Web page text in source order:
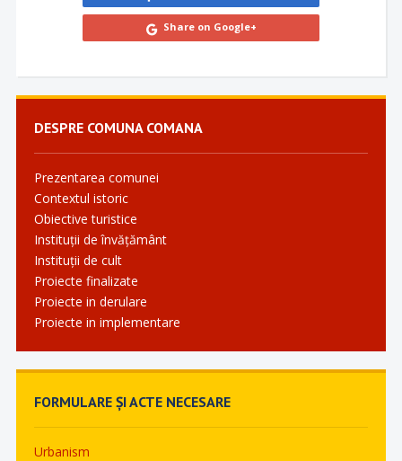
DESPRE COMUNA COMANA
Prezentarea comunei
Contextul istoric
Obiective turistice
Instituții de învățământ
Instituții de cult
Proiecte finalizate
Proiecte in derulare
Proiecte in implementare
FORMULARE ȘI ACTE NECESARE
Urbanism
Share on Google+